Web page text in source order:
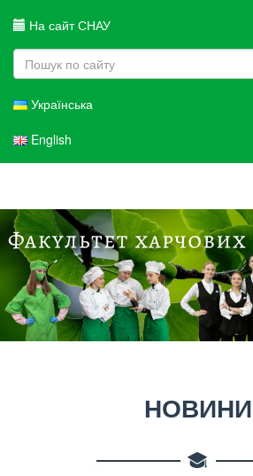
На сайт СНАУ
Українська
English
НОВИНИ